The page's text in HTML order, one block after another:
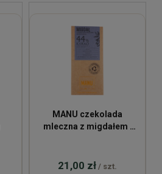
MANU czekolada
mleczna z migdałem i
21,00 zł / szt.